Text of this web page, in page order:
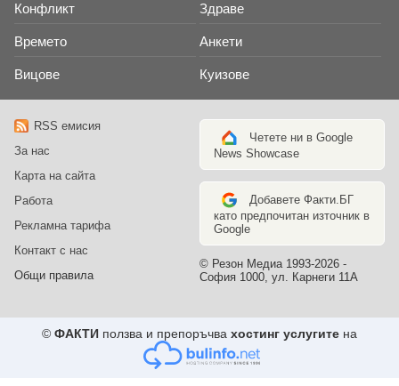
Конфликт Здраве
Времето Анкети
Вицове Куизове
RSS емисия
За нас
Карта на сайта
Работа
Рекламна тарифа
Контакт с нас
Общи правила
Четете ни в Google
News Showcase
Добавете Факти.БГ
като предпочитан източник в
Google
© Резон Медиа 1993-2026 -
София 1000, ул. Карнеги 11А
© ФАКТИ ползва и препоръчва хостинг услугите на